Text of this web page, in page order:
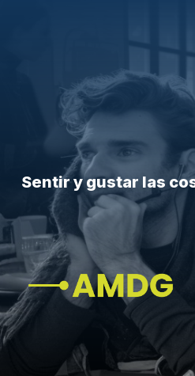
Sentir y gustar las